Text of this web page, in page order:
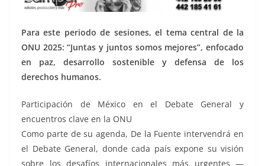
Para este periodo de sesiones, el tema central de la
ONU 2025: “Juntas y juntos somos mejores”, enfocado
en paz, desarrollo sostenible y defensa de los
derechos humanos.
Participación de México en el Debate General y
encuentros clave en la ONU
Como parte de su agenda, De la Fuente intervendrá en
el Debate General, donde cada país expone su visión
sobre los desafíos internacionales más urgentes —